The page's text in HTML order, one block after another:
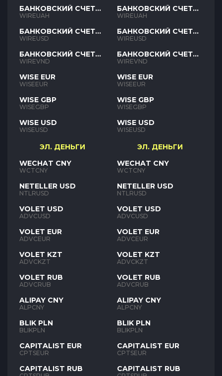
БАНКОВСКИЙ СЧЕТ
UAH
WIREUAH
БАНКОВСКИЙ СЧЕТ
USD
WIREUSD
БАНКОВСКИЙ СЧЕТ
VND
WIREVND
WISE EUR
WISEEUR
WISE GBP
WISEGBP
WISE USD
WISEUSD
ЭЛ. ДЕНЬГИ
WECHAT CNY
WCTCNY
NETELLER USD
NTLRUSD
VOLET USD
ADVCUSD
VOLET EUR
ADVCEUR
VOLET KZT
ADVCKZT
VOLET RUB
ADVCRUB
ALIPAY CNY
ALPCNY
BLIK PLN
BLIKPLN
CAPITALIST EUR
CPTSEUR
CAPITALIST RUB
БАНКОВСКИЙ СЧЕТ
UAH
WIREUAH
БАНКОВСКИЙ СЧЕТ
USD
WIREUSD
БАНКОВСКИЙ СЧЕТ
VND
WIREVND
WISE EUR
WISEEUR
WISE GBP
WISEGBP
WISE USD
WISEUSD
ЭЛ. ДЕНЬГИ
WECHAT CNY
WCTCNY
NETELLER USD
NTLRUSD
VOLET USD
ADVCUSD
VOLET EUR
ADVCEUR
VOLET KZT
ADVCKZT
VOLET RUB
ADVCRUB
ALIPAY CNY
ALPCNY
BLIK PLN
BLIKPLN
CAPITALIST EUR
CPTSEUR
CAPITALIST RUB